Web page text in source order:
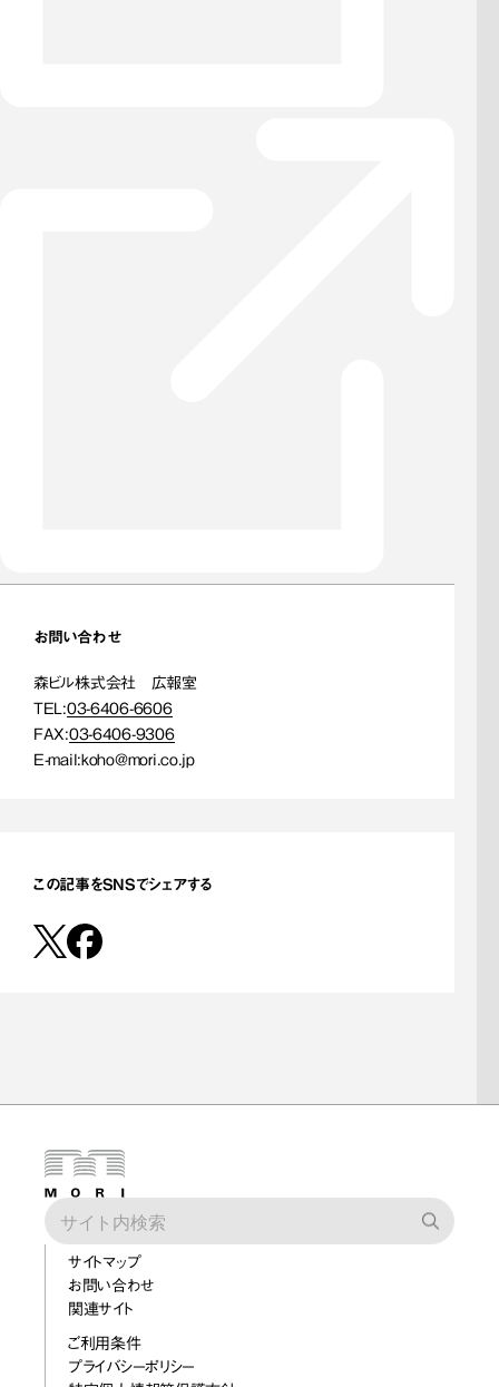
お問い合わせ
森ビル株式会社 広報室
TEL:03-6406-6606
FAX:03-6406-9306
E-mail:koho@mori.co.jp
この記事をSNSでシェアする
サイトマップ
お問い合わせ
関連サイト
ご利用条件
プライバシーポリシー